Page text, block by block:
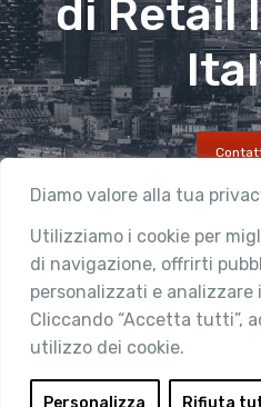
Diamo valore alla tua
Utilizziamo i cookie per
di navigazione, offrirti
personalizzati e analizzare
Cliccando “Accetta tutti”,
utilizzo dei cookie.
Personalizza Rifiuta
di Retail